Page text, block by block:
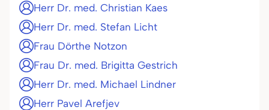
Herr Dr. med. Christian Kaes
Herr Dr. med. Stefan Licht
Frau Dörthe Notzon
Frau Dr. med. Brigitta Gestrich
Herr Dr. med. Michael Lindner
Herr Pavel Arefjev